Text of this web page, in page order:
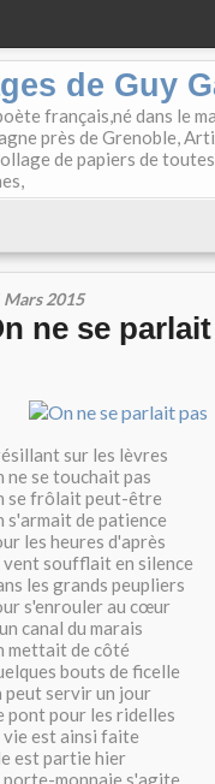
de Guy
français,né dans le
près de Grenoble,
de papiers de
Mars 2015
ne se
sur les lèvres
ne se touchait pas
se frôlait peut-être
s'armait de patience
les heures d'après
vent soufflait en silence
les grands peupliers
s'enrouler au cœur
canal du marais
mettait de côté
bouts de ficelle
peut servir un jour
pont pour les ridelles
vie est ainsi faite
est partie hier
porte-monnaie s'agite